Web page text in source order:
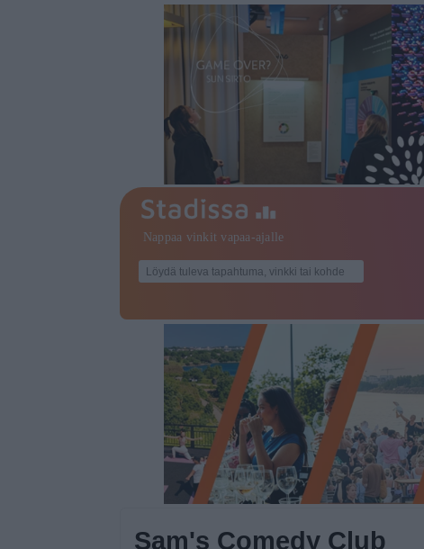
Sam's Comedy Club